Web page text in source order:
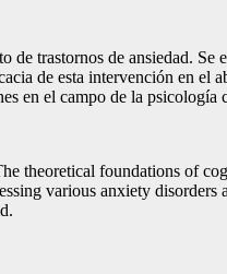
trastornos de ansiedad.
de esta intervención en el
en el campo de la psicología
theoretical foundations of
various anxiety